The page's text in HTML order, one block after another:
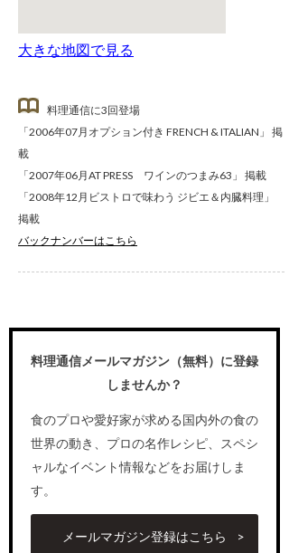
大きな地図で見る
料理通信に3回登場
「2006年07月オプション付き FRENCH & ITALIAN」 掲
載
「2007年06月AT PRESS ワインのつまみ63」 掲載
「2008年12月ビストロで味わう ジビエ＆内臓料理」
掲載
バックナンバーはこちら
料理通信メールマガジン（無料）に登録
しませんか？
食のプロや愛好家が求める国内外の食の
世界の動き、プロの名作レシピ、スペシ
ャルなイベント情報などをお届けしま
す。
メールマガジン登録はこちら